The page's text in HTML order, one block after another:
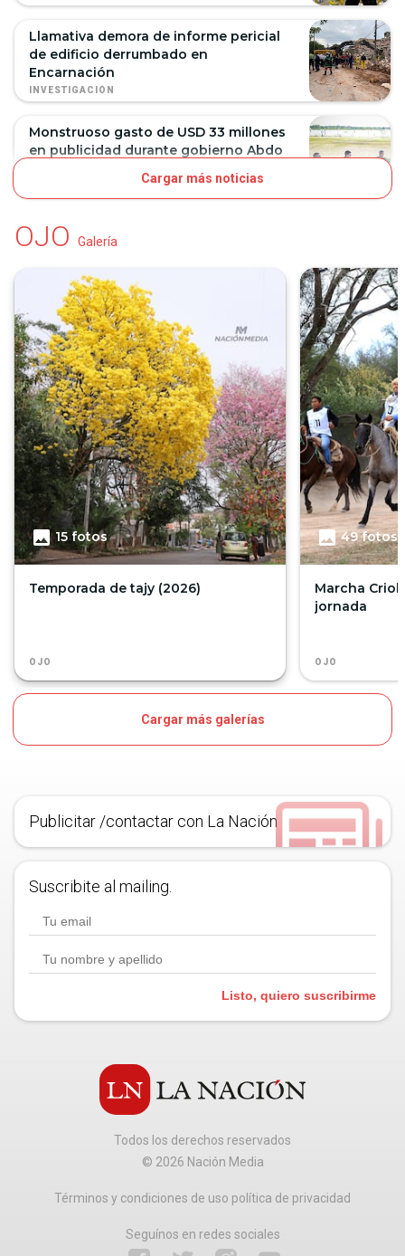
Llamativa demora de informe pericial
de edificio derrumbado en
Encarnación
INVESTIGACIÓN
Monstruoso gasto de USD 33 millones
en publicidad durante gobierno Abdo
Cargar más noticias
OJO Galería
15fotos
Temporada de tajy (2026)
OJO
49fotos
Marcha
jornada
OJO
Cargar más galerías
Publicitar /contactar con La Nación
Suscribite al mailing.
Listo, quiero suscribirme
Todos los derechos reservados
© 2026 Nación Media
Términos y condiciones de uso política de privacidad
Seguínos en redes sociales